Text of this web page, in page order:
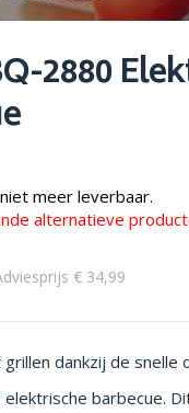
2880
meer leverbaar.
alternatieve
€ 34,99
dankzij de snelle
barbecue.